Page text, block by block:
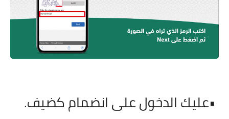
•عليك الدخول على انضمام كضيف.